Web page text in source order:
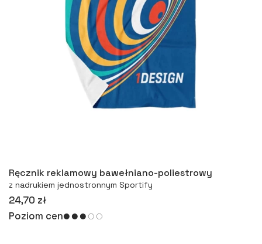
Więcej
Ręcznik reklamowy bawełniano-poliestrowy
z nadrukiem jednostronnym Sportify
24,70 zł
Poziom cen